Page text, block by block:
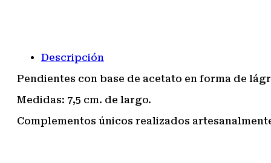
Descripción
Pendientes con base de acetato en forma de
Medidas: 7,5 cm. de largo.
Complementos únicos realizados